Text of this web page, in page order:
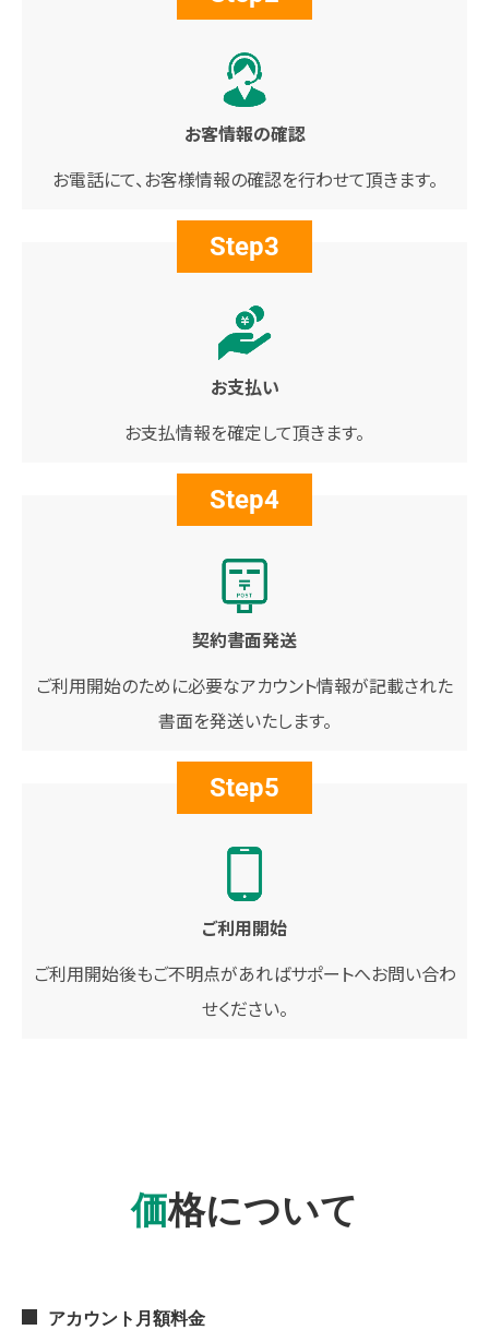
お客情報の確認
お電話にて、お客様情報の確認を行わせて頂きます。
Step3
お支払い
お支払情報を確定して頂きます。
Step4
契約書面発送
ご利用開始のために必要なアカウント情報が記載された
書面を発送いたします。
Step5
ご利用開始
ご利用開始後もご不明点があればサポートへお問い合わ
せください。
価格について
アカウント月額料金